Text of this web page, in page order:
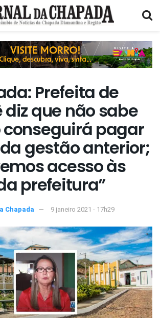
Prefeita de
diz que não sabe
pagar
gestão anterior;
acesso às
prefeitura”
Chapada 9 janeiro 2021 - 17h29